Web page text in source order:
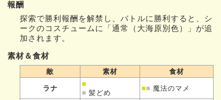
報酬
探索で勝利報酬を解禁し、バトルに勝利すると、シ
ークのコスチュームに「通常（大海原別色）」が追
加されます。
素材＆食材
敵 素材 食材
ラナ
■
■ 髪どめ
■■ 魔法のマメ